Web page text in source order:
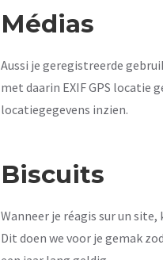
Médias
Aussi je geregistreerde
met daarin EXIF GPS locatie
locatiegegevens inzien.
Biscuits
Wanneer je réagis sur un
Dit doen we voor je gemak